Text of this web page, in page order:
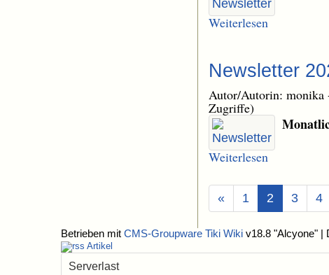
Weiterlesen
Newsletter
Autor/Autorin: monika
Zugriffe)
Weiterlesen
« 1 2 (Aktuell)
3 4
Betrieben mit CMS-Groupware Tiki Wiki v18.8 "Alcyone" |
Artikel
Serverlast